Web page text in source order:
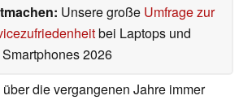
Unsere große Umfrage zur
bei Laptops und
Smartphones 2026
die vergangenen Jahre immer